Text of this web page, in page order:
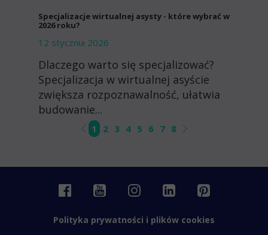
Specjalizacje wirtualnej asysty - które wybrać w
2026 roku?
12 stycznia 2026
Dlaczego warto się specjalizować?
Specjalizacja w wirtualnej asyście
zwiększa rozpoznawalność, ułatwia
budowanie...
1 2 3 4 5 6 7 8
Polityka prywatności i plików cookies